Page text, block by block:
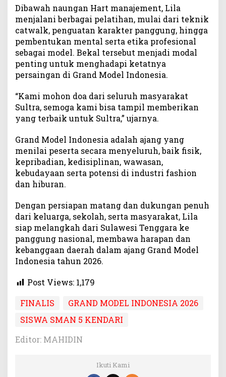
d
M
o
d
e
I
n
o
n
e
i
2
0
2
Dibawah naungan Hart manajement, Lila
menjalani berbagai pelatihan, mulai dari teknik
catwalk, penguatan karakter panggung, hingga
pembentukan mental serta etika profesional
sebagai model. Bekal tersebut menjadi modal
penting untuk menghadapi ketatnya
persaingan di Grand Model Indonesia.
“Kami mohon doa dari seluruh masyarakat
Sultra, semoga kami bisa tampil memberikan
yang terbaik untuk Sultra,” ujarnya.
Grand Model Indonesia adalah ajang yang
menilai peserta secara menyeluruh, baik fisik,
kepribadian, kedisiplinan, wawasan,
kebudayaan serta potensi di industri fashion
dan hiburan.
Dengan persiapan matang dan dukungan penuh
dari keluarga, sekolah, serta masyarakat, Lila
siap melangkah dari Sulawesi Tenggara ke
panggung nasional, membawa harapan dan
kebanggaan daerah dalam ajang Grand Model
Indonesia tahun 2026.
Post Views: 1,179
FINALIS
GRAND MODEL INDONESIA 2026
SISWA SMAN 5 KENDARI
Editor: MAHIDIN
Ikuti Kami